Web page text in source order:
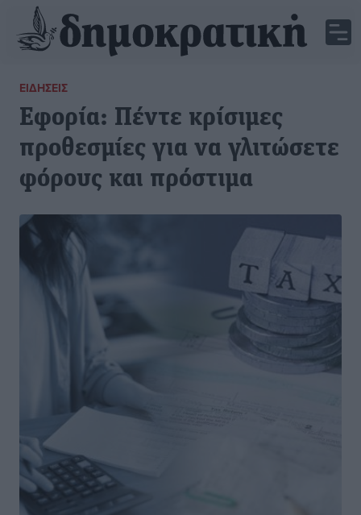
ΕΙΔΉΣΕΙΣ
Εφορία: Πέντε κρίσιμες
προθεσμίες για να γλιτώσετε
φόρους και πρόστιμα